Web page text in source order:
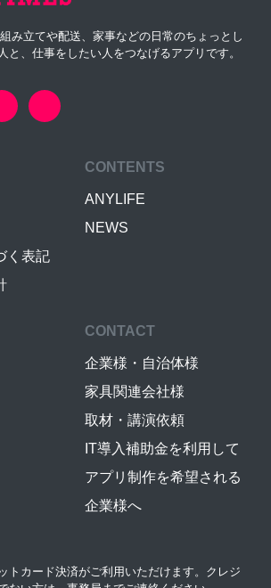
み立てや配送、家事などの日常のちょっとし
と、仕事をしたい人をつなげるアプリです。
く表記
CONTENTS
ANYLIFE
NEWS
CONTACT
企業様・自治体様
家具関連会社様
取材・講演依頼
IT導入補助金を利用して
アプリ制作を希望される
企業様へ
トカード決済がご利用いただけます。クレジ